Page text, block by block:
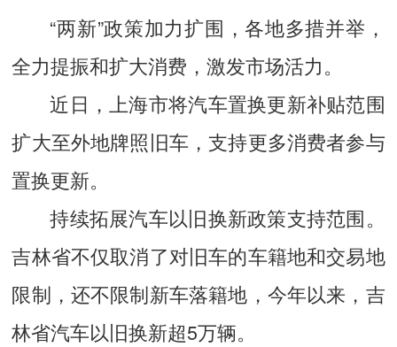
“两新”政策加力扩围，各地多措并举，
全力提振和扩大消费，激发市场活力。
近日，上海市将汽车置换更新补贴范围
扩大至外地牌照旧车，支持更多消费者参与
置换更新。
持续拓展汽车以旧换新政策支持范围。
吉林省不仅取消了对旧车的车籍地和交易地
限制，还不限制新车落籍地，今年以来，吉
林省汽车以旧换新超5万辆。